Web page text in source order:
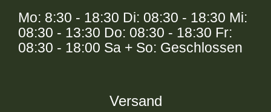
Mo: 8:30 - 18:30 Di: 08:30 - 18:30 Mi:
08:30 - 13:30 Do: 08:30 - 18:30 Fr:
08:30 - 18:00 Sa + So: Geschlossen
Versand